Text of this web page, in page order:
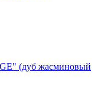
(дуб жасминовый